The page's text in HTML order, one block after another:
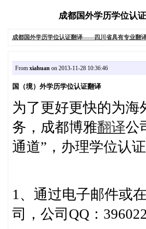
成都国外学历学位认
成都国外学历学位认证翻译——四川省具有专业翻
From xiahuanon 2013-11-28 10:36:46
国（境）外学历学位认证翻译
为了更好更快的为海
务，成都博雅翻译公
通道”，办理学位认
1、通过电子邮件或
司，公司QQ：